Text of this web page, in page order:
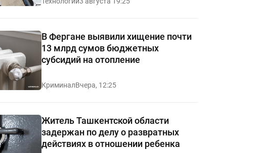
В Фергане выявили хищение почти
13 млрд сумов бюджетных
субсидий на отопление
КриминалВчера, 12:25
Житель Ташкентской области
задержан по делу о развратных
действиях в отношении ребенка